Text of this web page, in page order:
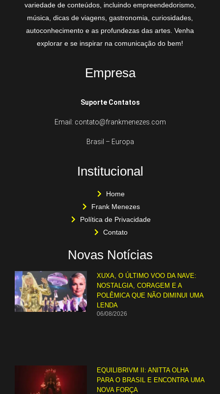
variedade de conteúdos, incluindo empreendedorismo,
música, dicas de viagens, gastronomia, curiosidades,
autoconhecimento e as profundezas das artes. Venha
explorar e se inspirar na comunicação do bem!
Empresa
Suporte Contatos
Email: contato@frankmenezes.com
Brasil – Europa
Institucional
Home
Frank Menezes
Política de Privacidade
Contato
Novas Notícias
XUXA, O ÚLTIMO VOO DA NAVE:
NOSTALGIA, CORAGEM E A
POLÊMICA QUE NÃO DIMINUI UMA
LENDA
06/08/2026
EQUILIBRIVM II: ANITTA OLHA
PARA O BRASIL E ENCONTRA UMA
NOVA FORÇA